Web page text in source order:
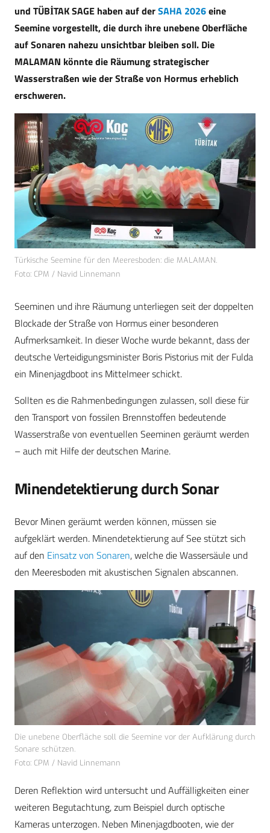
und TÜBİTAK SAGE haben auf derSAHA 2026eine
Seemine vorgestellt, die durch ihre unebene Oberfläche
auf Sonaren nahezu unsichtbar bleiben soll. Die
MALAMAN könnte die Räumung strategischer
Wasserstraßen wie der Straße von Hormus erheblich
erschweren.
Türkische Seemine für den Meeresboden: die MALAMAN.
Foto: CPM / Navid Linnemann
Seeminen und ihre Räumung unterliegen seit der doppelten
Blockade der Straße von Hormus einer besonderen
Aufmerksamkeit. In dieser Woche wurde bekannt, dass der
deutsche Verteidigungsminister Boris Pistorius mit der Fulda
ein Minenjagdboot ins Mittelmeer schickt.
Sollten es die Rahmenbedingungen zulassen, soll diese für
den Transport von fossilen Brennstoffen bedeutende
Wasserstraße von eventuellen Seeminen geräumt werden
– auch mit Hilfe der deutschen Marine.
Minendetektierung durch Sonar
Bevor Minen geräumt werden können, müssen sie
aufgeklärt werden. Minendetektierung auf See stützt sich
auf den Einsatz von Sonaren, welche die Wassersäule und
den Meeresboden mit akustischen Signalen abscannen.
Die unebene Oberfläche soll die Seemine vor der Aufklärung durch
Sonare schützen.
Foto: CPM / Navid Linnemann
Deren Reflektion wird untersucht und Auffälligkeiten einer
weiteren Begutachtung, zum Beispiel durch optische
Kameras unterzogen. Neben Minenjagdbooten, wie der